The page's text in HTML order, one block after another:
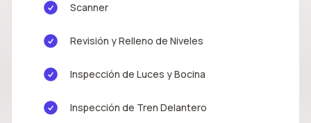
Scanner
Revisión y Relleno de Niveles
Inspección de Luces y Bocina
Inspección de Tren Delantero